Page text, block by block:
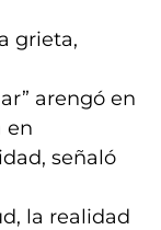
grieta,
arengó en
en
señaló
la realidad